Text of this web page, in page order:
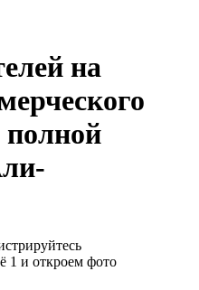
на
полной
1 и откроем фото